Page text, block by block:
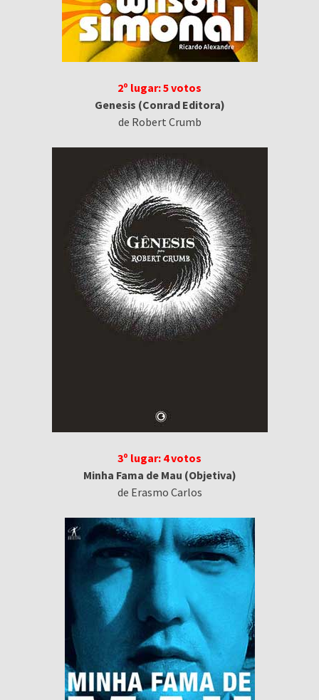
2º lugar: 5 votos
Genesis (Conrad Editora)
de Robert Crumb
3º lugar: 4 votos
Minha Fama de Mau (Objetiva)
de Erasmo Carlos